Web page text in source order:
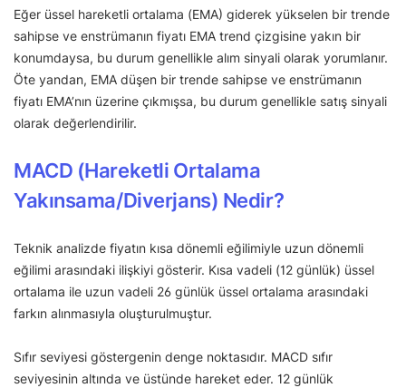
Eğer üssel hareketli ortalama (EMA) giderek yükselen bir trende
sahipse ve enstrümanın fiyatı EMA trend çizgisine yakın bir
konumdaysa, bu durum genellikle alım sinyali olarak yorumlanır.
Öte yandan, EMA düşen bir trende sahipse ve enstrümanın
fiyatı EMA’nın üzerine çıkmışsa, bu durum genellikle satış sinyali
olarak değerlendirilir.
MACD (Hareketli Ortalama
Yakınsama/Diverjans) Nedir?
Teknik analizde fiyatın kısa dönemli eğilimiyle uzun dönemli
eğilimi arasındaki ilişkiyi gösterir. Kısa vadeli (12 günlük) üssel
ortalama ile uzun vadeli 26 günlük üssel ortalama arasındaki
farkın alınmasıyla oluşturulmuştur.
Sıfır seviyesi göstergenin denge noktasıdır. MACD sıfır
seviyesinin altında ve üstünde hareket eder. 12 günlük